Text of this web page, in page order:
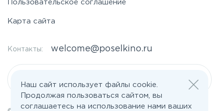
Пользовательское соглашение
Карта сайта
Контакты: welcome@poselkino.ru
Наш сайт использует файлы cookie.
Продолжая пользоваться сайтом, вы
соглашаетесь на использование нами ваших